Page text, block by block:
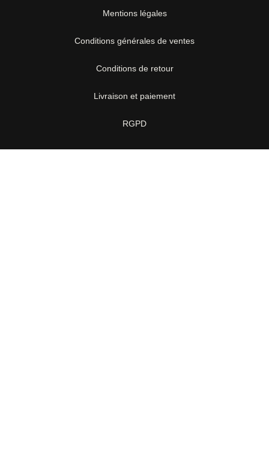
Mentions légales
Conditions générales de ventes
Conditions de retour
Livraison et paiement
RGPD